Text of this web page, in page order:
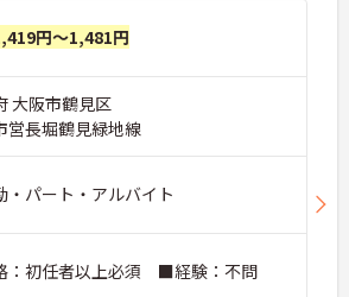
成長サポート
整っています。
るマンツーマン指導
ロー面談あり
礎から習得可能
スタートできます
柔軟環境
やすい環境
暇制度あり
円～1,481円
大阪市鶴見区
営長堀鶴見緑地線
・パート・アルバイト
：初任者以上必須 ■経験：不問